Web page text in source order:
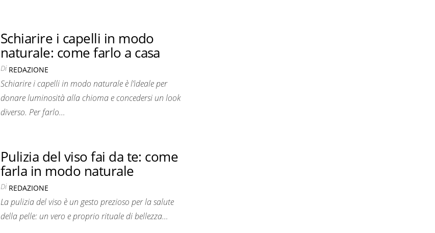
Schiarire i capelli in modo
naturale: come farlo a casa
Di REDAZIONE
Schiarire i capelli in modo naturale è l’ideale per
donare luminosità alla chioma e concedersi un look
diverso. Per farlo…
Pulizia del viso fai da te: come
farla in modo naturale
Di REDAZIONE
La pulizia del viso è un gesto prezioso per la salute
della pelle: un vero e proprio rituale di bellezza…